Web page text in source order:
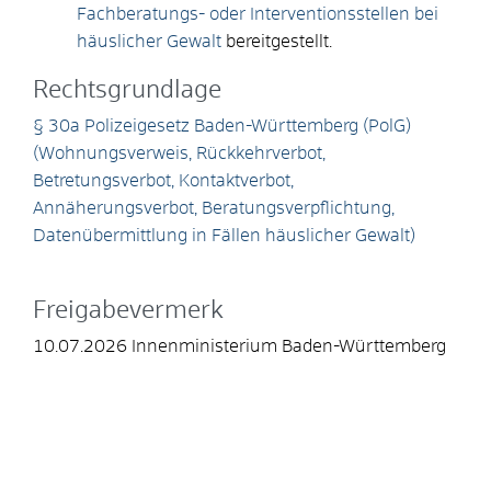
Fachberatungs- oder Interventionsstellen bei
häuslicher Gewalt bereitgestellt.
Rechtsgrundlage
§ 30a Polizeigesetz Baden-Württemberg (PolG)
(Wohnungsverweis, Rückkehrverbot,
Betretungsverbot, Kontaktverbot,
Annäherungsverbot, Beratungsverpflichtung,
Datenübermittlung in Fällen häuslicher Gewalt)
Freigabevermerk
10.07.2026 Innenministerium Baden-Württemberg